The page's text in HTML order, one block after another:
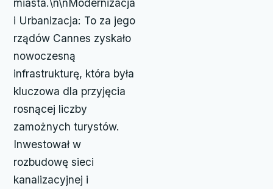
miasta.\n\nModernizacja
i Urbanizacja: To za jego
rządów Cannes zyskało
nowoczesną
infrastrukturę, która była
kluczowa dla przyjęcia
rosnącej liczby
zamożnych turystów.
Inwestował w
rozbudowę sieci
kanalizacyjnej i